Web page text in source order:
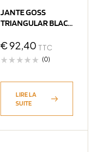
JANTE GOSS
TRIANGULAR BLACK
CB110
€ 92,40 TTC
(0)
LIRE LA
SUITE